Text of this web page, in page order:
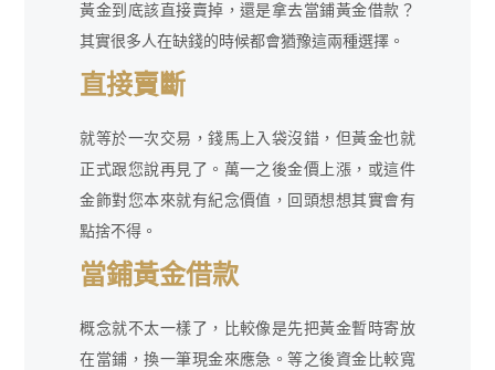
黃金到底該直接賣掉，還是拿去當鋪黃金借款？
其實很多人在缺錢的時候都會猶豫這兩種選擇。
直接賣斷
就等於一次交易，錢馬上入袋沒錯，但黃金也就
正式跟您說再見了。萬一之後金價上漲，或這件
金飾對您本來就有紀念價值，回頭想想其實會有
點捨不得。
當鋪黃金借款
概念就不太一樣了，比較像是先把黃金暫時寄放
在當鋪，換一筆現金來應急。等之後資金比較寬